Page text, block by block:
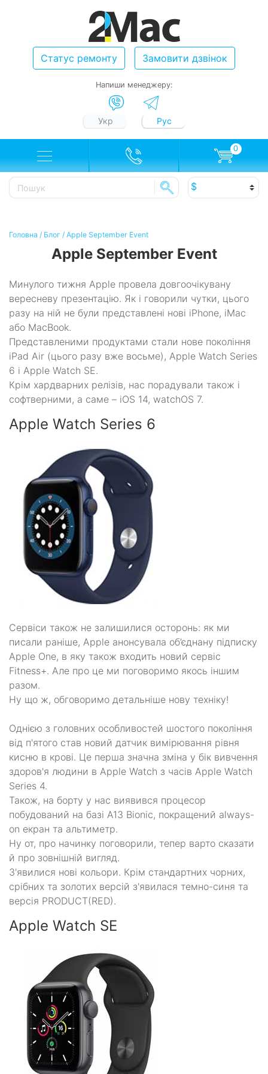
Статус ремонту Замовити дзвінок
Напиши менеджеру:
Укр Рус
0
Головна / Блог / Apple September Event
Apple September Event
Минулого тижня Apple провела довгоочікувану
вересневу презентацію. Як і говорили чутки, цього
разу на ній не були представлені нові iPhone, iMac
або MacBook.
Представленими продуктами стали нове покоління
iPad Air (цього разу вже восьме), Apple Watch Series
6 і Apple Watch SE.
Крім хардварних релізів, нас порадували також і
софтверними, а саме – iOS 14, watchOS 7.
Apple Watch Series 6
Сервіси також не залишилися осторонь: як ми
писали раніше, Apple анонсувала об’єднану підписку
Apple One, в яку також входить новий сервіс
Fitness+. Але про це ми поговоримо якось іншим
разом.
Ну що ж, обговоримо детальніше нову техніку!
Однією з головних особливостей шостого покоління
від п'ятого став новий датчик вимірювання рівня
кисню в крові. Це перша значна зміна у бік вивчення
здоров'я людини в Apple Watch з часів Apple Watch
Series 4.
Також, на борту у нас виявився процесор
побудований на базі A13 Bionic, покращений always-
on екран та альтиметр.
Ну от, про начинку поговорили, тепер варто сказати
й про зовнішній вигляд.
З'явилися нові кольори. Крім стандартних чорних,
срібних та золотих версій з'явилася темно-синя та
версія PRODUCT(RED).
Apple Watch SE